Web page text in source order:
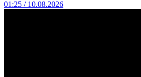
01:25 / 10.08.2026